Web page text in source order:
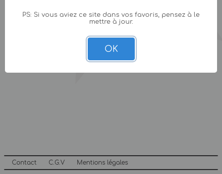
Contact C.G.V Mentions légales
PS: Si vous aviez ce site dans vos favoris, pensez à le
mettre à jour.
OK